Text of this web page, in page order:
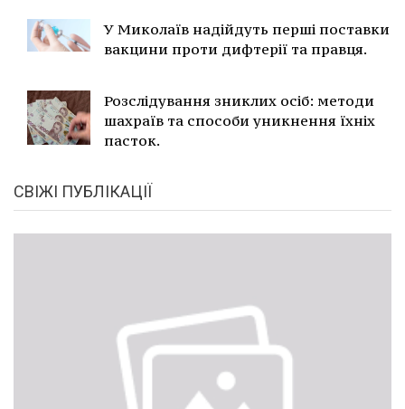
У Миколаїв надійдуть перші поставки
вакцини проти дифтерії та правця.
Розслідування зниклих осіб: методи
шахраїв та способи уникнення їхніх
пасток.
СВІЖІ ПУБЛІКАЦІЇ